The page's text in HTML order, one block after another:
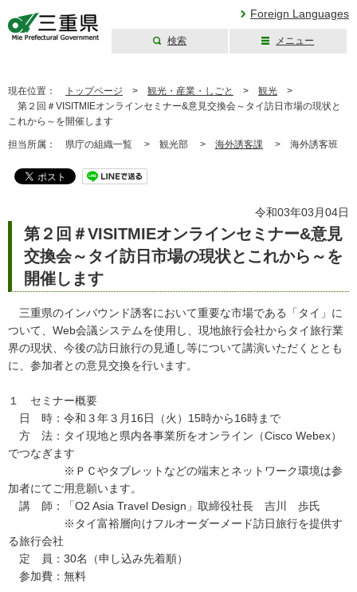
Foreign Languages
検索 メニュー
現在位置： トップページ > 観光・産業・しごと > 観光 >
第２回＃VISITMIEオンラインセミナー&意見交換会～タイ訪日市場の現状と
これから～を開催します
担当所属： 県庁の組織一覧 > 観光部 > 海外誘客課 > 海外誘客班
令和03年03月04日
第２回＃VISITMIEオンラインセミナー&意見
交換会～タイ訪日市場の現状とこれから～を
開催します
三重県のインバウンド誘客において重要な市場である「タイ」に
ついて、Web会議システムを使用し、現地旅行会社からタイ旅行業
界の現状、今後の訪日旅行の見通し等について講演いただくととも
に、参加者との意見交換を行います。
１ セミナー概要
日 時：令和３年３月16日（火）15時から16時まで
方 法：タイ現地と県内各事業所をオンライン（Cisco Webex）
でつなぎます
※ＰＣやタブレットなどの端末とネットワーク環境は参
加者にてご用意願います。
講 師：「O2 Asia Travel Design」取締役社長 吉川 歩氏
※タイ富裕層向けフルオーダーメード訪日旅行を提供す
る旅行会社
定 員：30名（申し込み先着順）
参加費：無料